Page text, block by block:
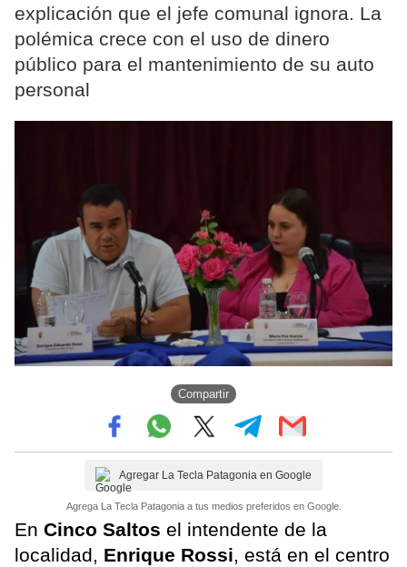
explicación que el jefe comunal ignora. La
polémica crece con el uso de dinero
público para el mantenimiento de su auto
personal
Compartir
Agregar La Tecla Patagonia en Google
Agrega La Tecla Patagonia a tus medios preferidos en Google.
En Cinco Saltos el intendente de la
localidad, Enrique Rossi, está en el centro